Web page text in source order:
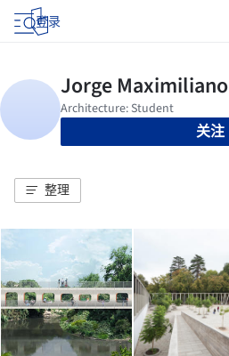
登录
关注
整理